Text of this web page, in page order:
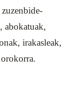
abokatuak,
irakasleak,